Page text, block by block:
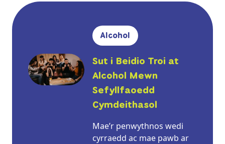
Alcohol
Sut i Beidio Troi at
Alcohol Mewn
Sefyllfaoedd
Cymdeithasol
Mae’r penwythnos wedi
cyrraedd ac mae pawb ar